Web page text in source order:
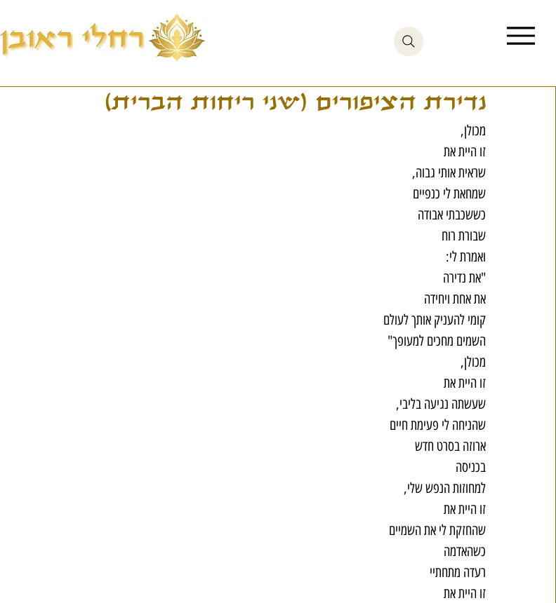
נדירת הציפורים (שני ריחות הברית)
מכולן,
זו היית את
שראית אותי גבוה,
שמחאת לי כנפיים
כששכבתי אבודה
שבורת רוח
ואמרת לי:
"את נדירה
את אחת ויחידה
קומי להעניק אותך לעולם
השמים מחכים למעופך"
מכולן,
זו היית את
שעשתה נגיעה בליבי,
שהניחה לי פעימת חיים
ארוזה בסרט חדש
בכניסה
למחוזות הנפש שלי,
זו היית את
שהחזקת לי את השמיים
כשהאדמה
רעדה מתחתיי
זו היית את